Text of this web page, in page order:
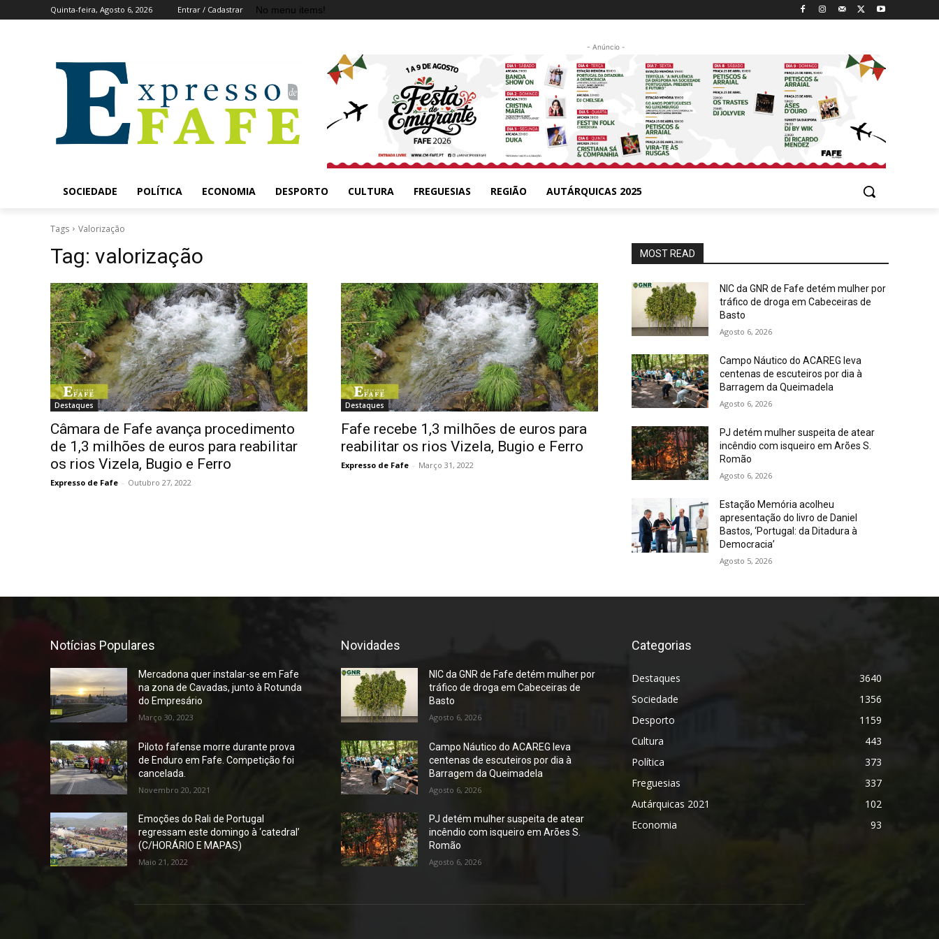
Quinta-feira, Agosto 6, 2026 Entrar / Cadastrar No menu items!
- Anúncio -
SOCIEDADE POLÍTICA ECONOMIA DESPORTO CULTURA FREGUESIAS REGIÃO AUTÁRQUICAS 2025
Tags Valorização
Tag: valorização
Destaques
Câmara de Fafe avança procedimento
de 1,3 milhões de euros para reabilitar
os rios Vizela, Bugio e Ferro
Expresso de Fafe - Outubro 27, 2022
Destaques
Fafe recebe 1,3 milhões de euros para
reabilitar os rios Vizela, Bugio e Ferro
Expresso de Fafe - Março 31, 2022
MOST READ
NIC da GNR de Fafe detém mulher por
tráfico de droga em Cabeceiras de
Basto
Agosto 6, 2026
Campo Náutico do ACAREG leva
centenas de escuteiros por dia à
Barragem da Queimadela
Agosto 6, 2026
PJ detém mulher suspeita de atear
incêndio com isqueiro em Arões S.
Romão
Agosto 6, 2026
Estação Memória acolheu
apresentação do livro de Daniel
Bastos, ‘Portugal: da Ditadura à
Democracia’
Agosto 5, 2026
Notícias Populares
Mercadona quer instalar-se em Fafe
na zona de Cavadas, junto à Rotunda
do Empresário
Março 30, 2023
Piloto fafense morre durante prova
de Enduro em Fafe. Competição foi
cancelada.
Novembro 20, 2021
Emoções do Rali de Portugal
regressam este domingo à ‘catedral’
(C/HORÁRIO E MAPAS)
Maio 21, 2022
Novidades
NIC da GNR de Fafe detém mulher por
tráfico de droga em Cabeceiras de
Basto
Agosto 6, 2026
Campo Náutico do ACAREG leva
centenas de escuteiros por dia à
Barragem da Queimadela
Agosto 6, 2026
PJ detém mulher suspeita de atear
incêndio com isqueiro em Arões S.
Romão
Agosto 6, 2026
Categorias
Destaques
3640
Sociedade
1356
Desporto
1159
Cultura
443
Política
373
Freguesias
337
Autárquicas 2021
102
Economia
93